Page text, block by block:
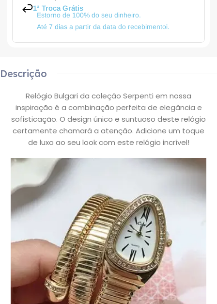
1ª Troca Grátis
Estorno de 100% do seu dinheiro.
Até 7 dias a partir da data do recebimentoi.
Descrição
Relógio Bulgari da coleção Serpenti em nossa
inspiração é a combinação perfeita de elegância e
sofisticação. O design único e suntuoso deste relógio
certamente chamará a atenção. Adicione um toque
de luxo ao seu look com este relógio incrível!